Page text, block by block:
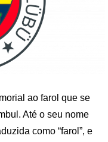
ao farol que se
Até o seu nome
como “farol”, e